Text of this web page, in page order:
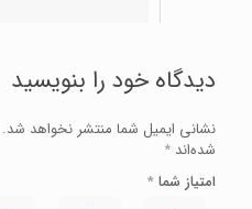
دیدگاه خود را بنویسید
نشانی ایمیل شما منتشر نخواهد شد.
شده‌اند *
امتیاز شما*